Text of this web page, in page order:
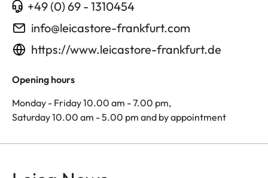
+49 (0) 69 - 1310454
info@leicastore-frankfurt.com
https://www.leicastore-frankfurt.de
Opening hours
Monday - Friday 10.00 am - 7.00 pm,
Saturday 10.00 am - 5.00 pm and by appointment